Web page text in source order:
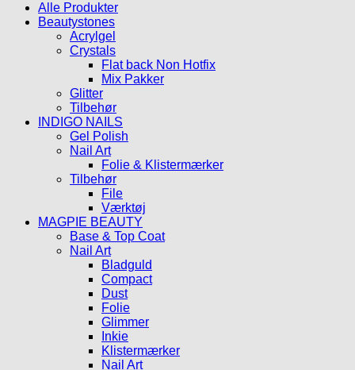
Alle Produkter
Beautystones
Acrylgel
Crystals
Flat back Non Hotfix
Mix Pakker
Glitter
Tilbehør
INDIGO NAILS
Gel Polish
Nail Art
Folie & Klistermærker
Tilbehør
File
Værktøj
MAGPIE BEAUTY
Base & Top Coat
Nail Art
Bladguld
Compact
Dust
Folie
Glimmer
Inkie
Klistermærker
Nail Art